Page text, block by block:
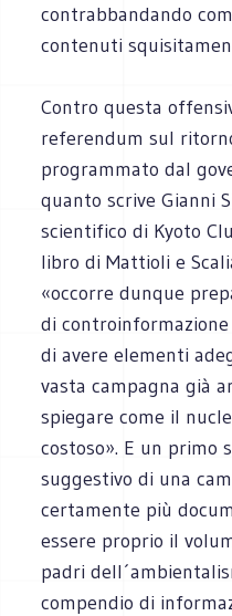
contrabbandando
contenuti
Contro questa
referendum sul
programmato dal
quanto scrive Gianni
scientifico di Kyoto
libro di Mattioli e
«occorre dunque
di
di avere elementi
vasta campagna già
spiegare come il
costoso». E un primo
suggestivo di una
certamente più
essere proprio il
padri
compendio di